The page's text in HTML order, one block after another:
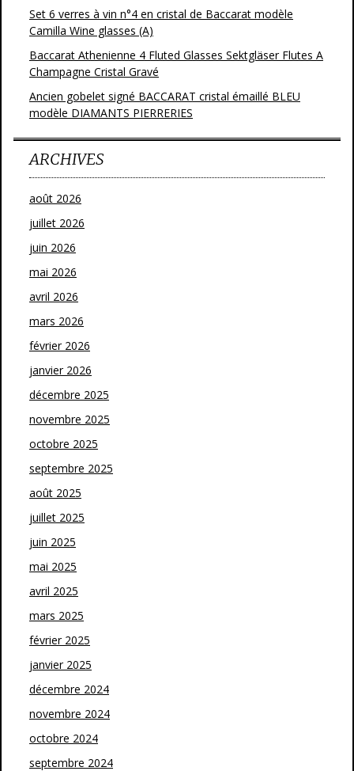
Set 6 verres à vin n°4 en cristal de Baccarat modèle
Camilla Wine glasses (A)
Baccarat Athenienne 4 Fluted Glasses Sektgläser Flutes A
Champagne Cristal Gravé
Ancien gobelet signé BACCARAT cristal émaillé BLEU
modèle DIAMANTS PIERRERIES
ARCHIVES
août 2026
juillet 2026
juin 2026
mai 2026
avril 2026
mars 2026
février 2026
janvier 2026
décembre 2025
novembre 2025
octobre 2025
septembre 2025
août 2025
juillet 2025
juin 2025
mai 2025
avril 2025
mars 2025
février 2025
janvier 2025
décembre 2024
novembre 2024
octobre 2024
septembre 2024